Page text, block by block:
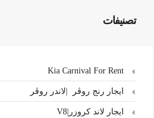
تصنيفات
ايجار رنج روڤر |لاندر روڤر
ايجار لاند كروزر|V8